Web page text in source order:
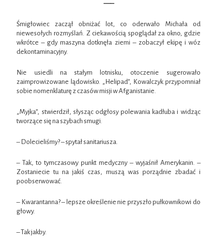
—–
Śmigłowiec zaczął obniżać lot, co oderwało Michała od
niewesołych rozmyślań. Z ciekawością spoglądał za okno, gdzie
wkrótce – gdy maszyna dotknęła ziemi – zobaczył ekipę i wóz
dekontaminacyjny.
Nie usiedli na stałym lotnisku, otoczenie sugerowało
zaimprowizowane lądowisko. „Helipad”, Kowalczyk przypomniał
sobie nomenklaturę z czasów misji w Afganistanie.
„Myjka”, stwierdził, słysząc odgłosy polewania kadłuba i widząc
tworzące się na szybach smugi.
– Dolecieliśmy? – spytał sanitariusza.
– Tak, to tymczasowy punkt medyczny – wyjaśnił Amerykanin. –
Zostaniecie tu na jakiś czas, muszą was porządnie zbadać i
poobserwować.
– Kwarantanna? – lepsze określenie nie przyszło pułkownikowi do
głowy.
– Tak jakby.